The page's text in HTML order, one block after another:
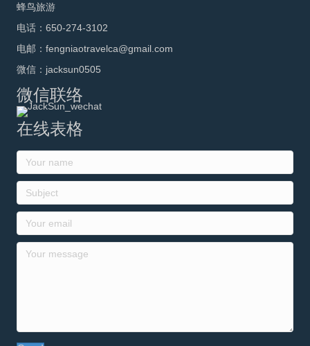
蜂鸟旅游
电话：650-274-3102
电邮：fengniaotravelca@gmail.com
微信：jacksun0505
微信联络
在线表格